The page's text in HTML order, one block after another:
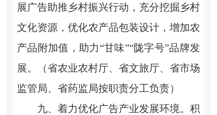
展广告助推乡村振兴行动，充分挖掘乡村
文化资源，优化农产品包装设计，增加农
产品附加值，助力“甘味”“陇字号”品牌发
展。（省农业农村厅、省文旅厅、省市场
监管局、省药监局按职责分工负责）
九、着力优化广告产业发展环境。积